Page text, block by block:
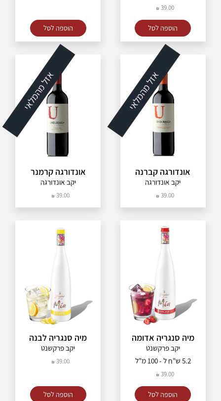
39.00
הוספה לסל הוספה לסל
אזל מהמלאי
אונדורגה קברנה
יקב אונדורגה
39.00
אזל מהמלאי
אונדורגה קרמנר
יקב אונדורגה
39.00
מיה סנגריה אדומה
יקב פרקשנט
5.2 ש"ח ל - 100 מ"ל
39.00
הוספה לסל
מיה סנגריה לבנה
יקב פרקשנט
39.00
הוספה לסל